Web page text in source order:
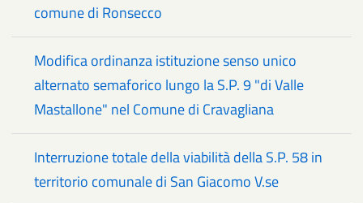
comune di Ronsecco
Modifica ordinanza istituzione senso unico
alternato semaforico lungo la S.P. 9 "di Valle
Mastallone" nel Comune di Cravagliana
Interruzione totale della viabilità della S.P. 58 in
territorio comunale di San Giacomo V.se